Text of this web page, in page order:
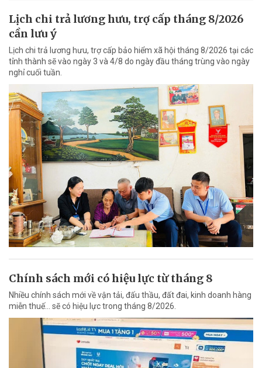
Lịch chi trả lương hưu, trợ cấp tháng 8/2026
cần lưu ý
Lịch chi trả lương hưu, trợ cấp bảo hiểm xã hội tháng 8/2026 tại các
tỉnh thành sẽ vào ngày 3 và 4/8 do ngày đầu tháng trùng vào ngày
nghỉ cuối tuần.
Chính sách mới có hiệu lực từ tháng 8
Nhiều chính sách mới về vận tải, đấu thầu, đất đai, kinh doanh hàng
miễn thuế... sẽ có hiệu lực trong tháng 8/2026.